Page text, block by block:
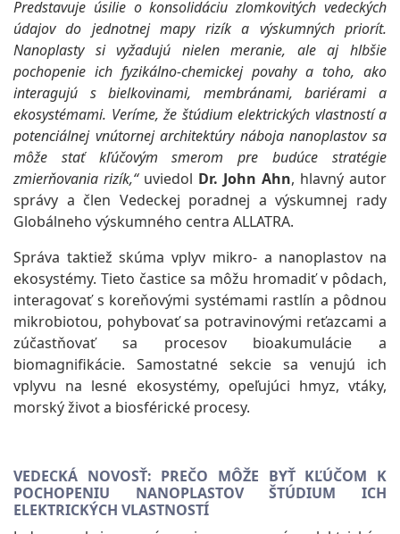
Predstavuje úsilie o konsolidáciu zlomkovitých vedeckých
údajov do jednotnej mapy rizík a výskumných priorít.
Nanoplasty si vyžadujú nielen meranie, ale aj hlbšie
pochopenie ich fyzikálno-chemickej povahy a toho, ako
interagujú s bielkovinami, membránami, bariérami a
ekosystémami. Veríme, že štúdium elektrických vlastností a
potenciálnej vnútornej architektúry náboja nanoplastov sa
môže stať kľúčovým smerom pre budúce stratégie
zmierňovania rizík,“uviedol Dr. John Ahn, hlavný autor
správy a člen Vedeckej poradnej a výskumnej rady
Globálneho výskumného centra ALLATRA.
Správa taktiež skúma vplyv mikro- a nanoplastov na
ekosystémy. Tieto častice sa môžu hromadiť v pôdach,
interagovať s koreňovými systémami rastlín a pôdnou
mikrobiotou, pohybovať sa potravinovými reťazcami a
zúčastňovať sa procesov bioakumulácie a
biomagnifikácie. Samostatné sekcie sa venujú ich
vplyvu na lesné ekosystémy, opeľujúci hmyz, vtáky,
morský život a biosférické procesy.
VEDECKÁ NOVOSŤ: PREČO MÔŽE BYŤ KĽÚČOM K
POCHOPENIU NANOPLASTOV ŠTÚDIUM ICH
ELEKTRICKÝCH VLASTNOSTÍ